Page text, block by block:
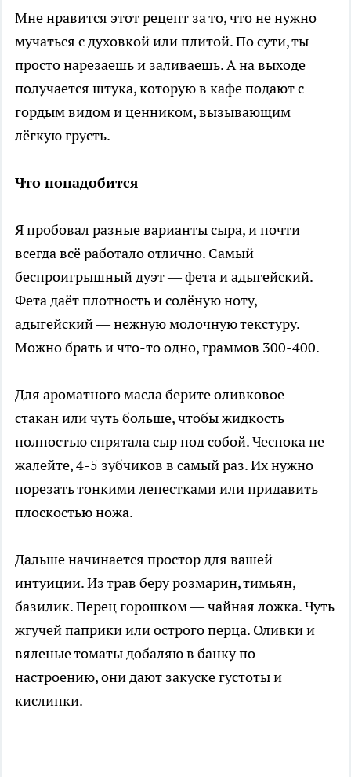
Мне нравится этот рецепт за то, что не нужно
мучаться с духовкой или плитой. По сути, ты
просто нарезаешь и заливаешь. А на выходе
получается штука, которую в кафе подают с
гордым видом и ценником, вызывающим
лёгкую грусть.
Что понадобится
Я пробовал разные варианты сыра, и почти
всегда всё работало отлично. Самый
беспроигрышный дуэт — фета и адыгейский.
Фета даёт плотность и солёную ноту,
адыгейский — нежную молочную текстуру.
Можно брать и что-то одно, граммов 300-400.
Для ароматного масла берите оливковое —
стакан или чуть больше, чтобы жидкость
полностью спрятала сыр под собой. Чеснока не
жалейте, 4-5 зубчиков в самый раз. Их нужно
порезать тонкими лепестками или придавить
плоскостью ножа.
Дальше начинается простор для вашей
интуиции. Из трав беру розмарин, тимьян,
базилик. Перец горошком — чайная ложка. Чуть
жгучей паприки или острого перца. Оливки и
вяленые томаты добаляю в банку по
настроению, они дают закуске густоты и
кислинки.